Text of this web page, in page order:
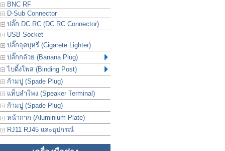
BNC RF
D-Sub Connector
ปลั๊ก DC RC (DC RC Connector)
USB Socket
ปลั๊กจุดบุหรี่ (Cigarete Lighter)
ปลั๊กกล้วย (Banana Plug)
ไบดิ้งโพส (Binding Post)
ก้ามปู (Spade Plug)
แท็บลำโพง (Speaker Terminal)
ก้ามปู (Spade Plug)
หน้ากาก (Aluminium Plate)
RJ11 RJ45 และอุปกรณ์